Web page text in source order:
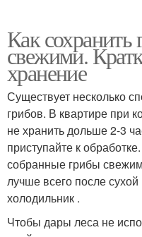
Как
свежими.
хранение
Существует несколько
грибов. В квартире при
не хранить дольше 2-3
приступайте к
собранные грибы
лучше всего после сухой
холодильник .
Чтобы дары леса не